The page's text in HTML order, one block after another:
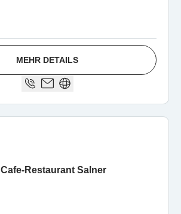
MEHR DETAILS
Cafe-Restaurant Salner